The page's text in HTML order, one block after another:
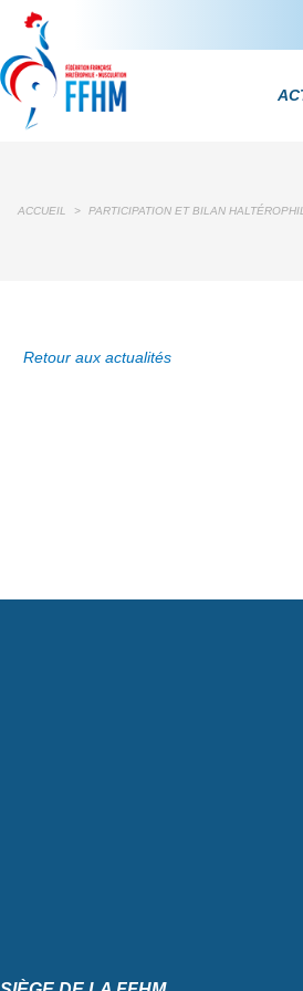
ACCUEIL > PARTICIPATION ET BILAN
Retour aux actualités